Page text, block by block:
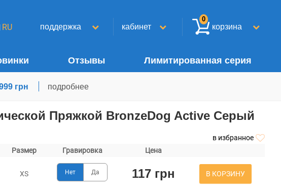
RU поддержка кабинет корзина
0
Отзывы Лимитированная серия
грн подробнее
Пряжкой BronzeDog Active Серый
в избранное
Размер Гравировка Цена
XS Нет Да 117 грн В КОРЗИНУ